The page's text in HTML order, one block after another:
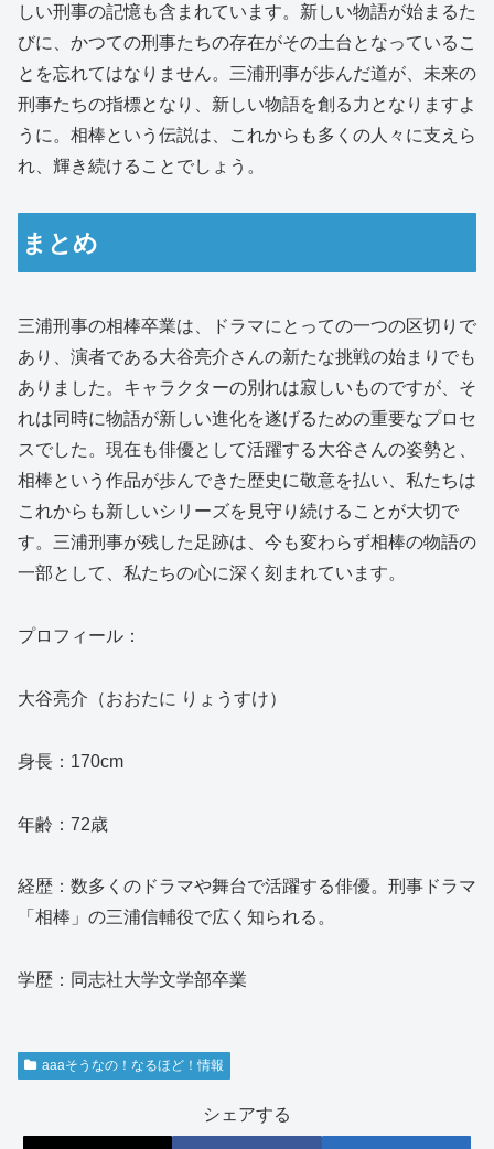
しい刑事の記憶も含まれています。新しい物語が始まるた
びに、かつての刑事たちの存在がその土台となっているこ
とを忘れてはなりません。三浦刑事が歩んだ道が、未来の
刑事たちの指標となり、新しい物語を創る力となりますよ
うに。相棒という伝説は、これからも多くの人々に支えら
れ、輝き続けることでしょう。
まとめ
三浦刑事の相棒卒業は、ドラマにとっての一つの区切りで
あり、演者である大谷亮介さんの新たな挑戦の始まりでも
ありました。キャラクターの別れは寂しいものですが、そ
れは同時に物語が新しい進化を遂げるための重要なプロセ
スでした。現在も俳優として活躍する大谷さんの姿勢と、
相棒という作品が歩んできた歴史に敬意を払い、私たちは
これからも新しいシリーズを見守り続けることが大切で
す。三浦刑事が残した足跡は、今も変わらず相棒の物語の
一部として、私たちの心に深く刻まれています。
プロフィール：
大谷亮介（おおたに りょうすけ）
身長：170cm
年齢：72歳
経歴：数多くのドラマや舞台で活躍する俳優。刑事ドラマ
「相棒」の三浦信輔役で広く知られる。
学歴：同志社大学文学部卒業
aaaそうなの！なるほど！情報
シェアする